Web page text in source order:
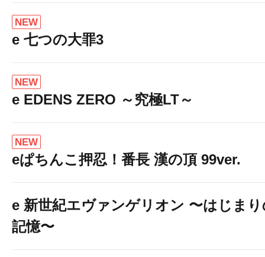
NEW
e 七つの大罪3
NEW
e EDENS ZERO ～究極LT～
NEW
eぱちんこ押忍！番長 漢の頂 99ver.
e 新世紀エヴァンゲリオン 〜はじま
記憶〜